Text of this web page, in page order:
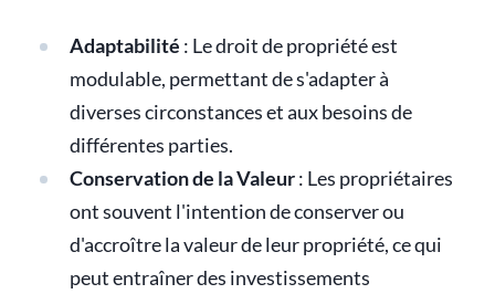
Adaptabilité : Le droit de propriété est
modulable, permettant de s'adapter à
diverses circonstances et aux besoins de
différentes parties.
Conservation de la Valeur: Les propriétaires
ont souvent l'intention de conserver ou
d'accroître la valeur de leur propriété, ce qui
peut entraîner des investissements